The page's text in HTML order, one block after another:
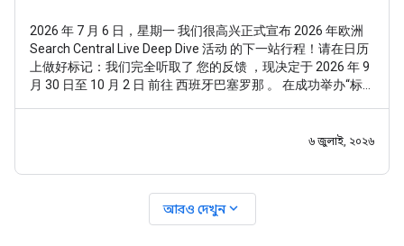
2026 年 7 月 6 日，星期一 我们很高兴正式宣布 2026 年欧洲
Search Central Live Deep Dive 活动 的下一站行程！请在日历
上做好标记：我们完全听取了 您的反馈 ，现决定于 2026 年 9
月 30 日至 10 月 2 日 前往 西班牙巴塞罗那 。 在成功举办“标
术点。您希望通过一种系统化且全面的方式，深入探究৬ জুলাই, ২০২৬
আরও দেখুনexpand_more